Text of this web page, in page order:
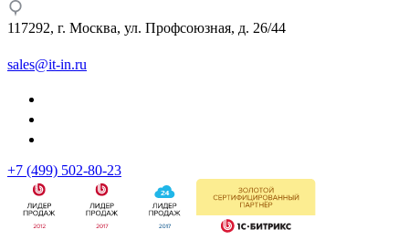
117292, г. Москва, ул. Профсоюзная, д. 26/44
sales@it-in.ru
+7 (499) 502-80-23